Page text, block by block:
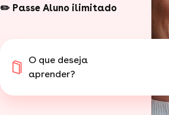
✏️ Passe Aluno ilimitado
O que deseja
aprender?